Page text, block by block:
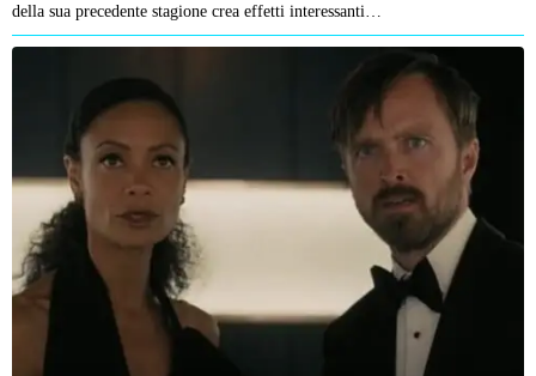
della sua precedente stagione crea effetti interessanti…